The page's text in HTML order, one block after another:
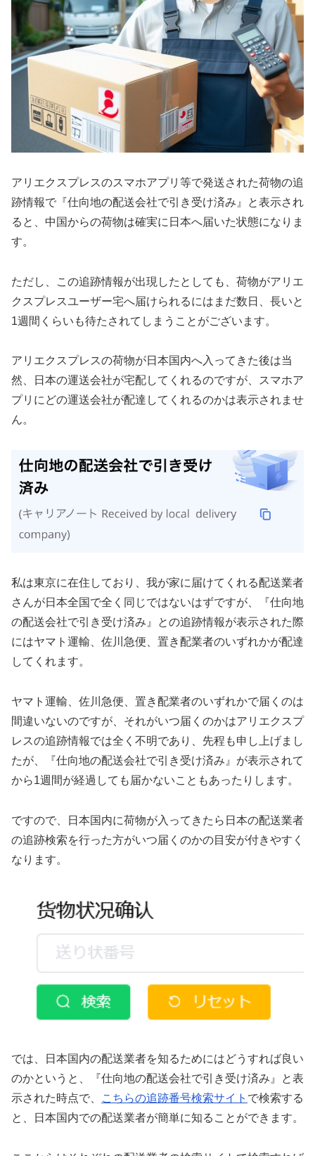
アリエクスプレスのスマホアプリ等で発送された荷物の追
跡情報で『仕向地の配送会社で引き受け済み』と表示され
ると、中国からの荷物は確実に日本へ届いた状態になりま
す。
ただし、この追跡情報が出現したとしても、荷物がアリエ
クスプレスユーザー宅へ届けられるにはまだ数日、長いと
1週間くらいも待たされてしまうことがございます。
アリエクスプレスの荷物が日本国内へ入ってきた後は当
然、日本の運送会社が宅配してくれるのですが、スマホア
プリにどの運送会社が配達してくれるのかは表示されませ
ん。
私は東京に在住しており、我が家に届けてくれる配送業者
さんが日本全国で全く同じではないはずですが、『仕向地
の配送会社で引き受け済み』との追跡情報が表示された際
にはヤマト運輸、佐川急便、置き配業者のいずれかが配達
してくれます。
ヤマト運輸、佐川急便、置き配業者のいずれかで届くのは
間違いないのですが、それがいつ届くのかはアリエクスプ
レスの追跡情報では全く不明であり、先程も申し上げまし
たが、『仕向地の配送会社で引き受け済み』が表示されて
から1週間が経過しても届かないこともあったりします。
ですので、日本国内に荷物が入ってきたら日本の配送業者
の追跡検索を行った方がいつ届くのかの目安が付きやすく
なります。
では、日本国内の配送業者を知るためにはどうすれば良い
のかというと、『仕向地の配送会社で引き受け済み』と表
示された時点で、
こちらの追跡番号検索サイト で検索する
と、日本国内での配送業者が簡単に知ることができます。